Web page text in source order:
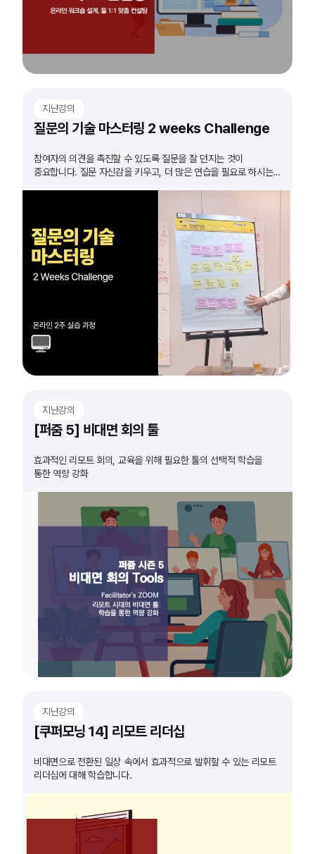
지난강의
질문의 기술 마스터링 2 weeks Challenge
참여자의 의견을 촉진할 수 있도록 질문을 잘 던지는 것이
중요합니다. 질문 자신감을 키우고, 더 많은 연습을 필요로 하시는
지난강의
[퍼줌 5] 비대면 회의 툴
효과적인 리모트 회의, 교육을 위해 필요한 툴의 선택적 학습을
통한 역량 강화
지난강의
[쿠퍼모닝 14] 리모트 리더십
비대면으로 전환된 일상 속에서 효과적으로 발휘할 수 있는 리모트
리더십에 대해 학습합니다.